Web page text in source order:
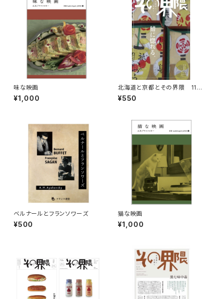
味な映画
¥1,000
北海道と京都とその界隈 11号
（リトルプレス）
¥550
ベルナールとフランソワーズ
¥500
猫な映画
¥1,000